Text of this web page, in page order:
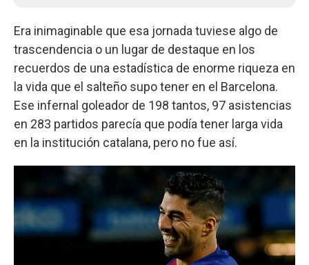
Era inimaginable que esa jornada tuviese algo de
trascendencia o un lugar de destaque en los
recuerdos de una estadística de enorme riqueza en
la vida que el salteño supo tener en el Barcelona.
Ese infernal goleador de 198 tantos, 97 asistencias
en 283 partidos parecía que podía tener larga vida
en la institución catalana, pero no fue así.